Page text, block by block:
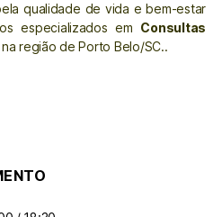
qualidade de vida e bem-estar
especializados em Consultas
na região de Porto Belo/SC..